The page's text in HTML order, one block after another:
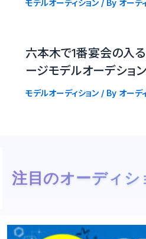
モデルオーディション/ By オーデ
六本木で1番宴会の入
ージモデルオーデション
モデルオーディション/ By オーデ
注目のオーディシ